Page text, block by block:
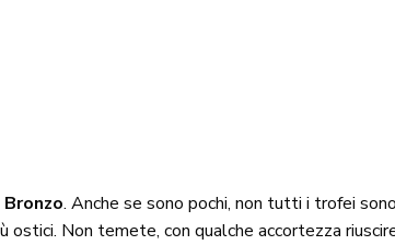
. Anche se sono pochi, non tutti i trofei
ostici. Non temete, con qualche accortezza